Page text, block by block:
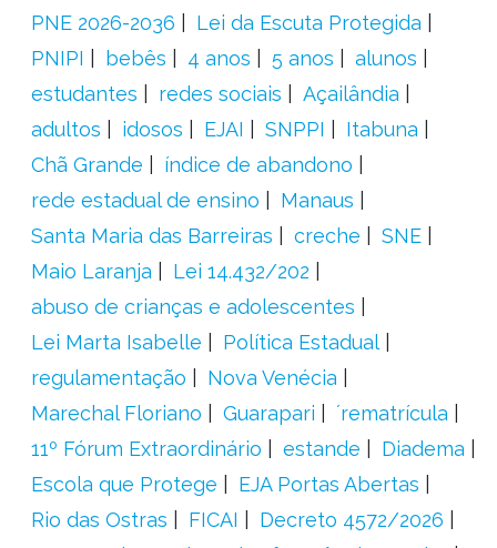
PNE 2026-2036
Lei da Escuta Protegida
PNIPI
bebês 4 anos 5 anos
alunos
estudantes
redes sociais
Açailândia
adultos
idosos EJAI SNPPI
Itabuna
Chã Grande
índice de abandono
rede estadual de ensino
Manaus
Santa Maria das Barreiras
creche
SNE
Maio Laranja
Lei 14.432/202
abuso de crianças e adolescentes
Lei Marta Isabelle
Política Estadual
regulamentação
Nova Venécia
Marechal Floriano
Guarapari
´rematrícula
11º Fórum Extraordinário
estande
Diadema
Escola que Protege
EJA Portas Abertas
Rio das Ostras
FICAI
Decreto 4572/2026